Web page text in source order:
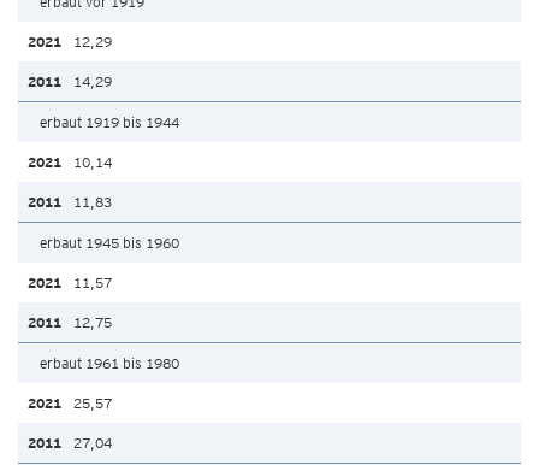
12,29
14,29
erbaut 1919 bis 1944
10,14
11,83
erbaut 1945 bis 1960
11,57
12,75
erbaut 1961 bis 1980
25,57
27,04